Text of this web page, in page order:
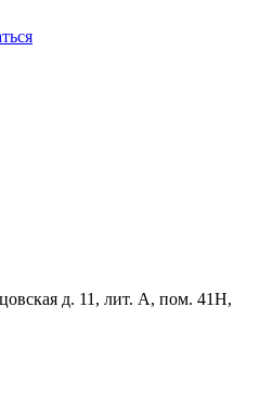
д. 11, лит. А, пом. 41Н,